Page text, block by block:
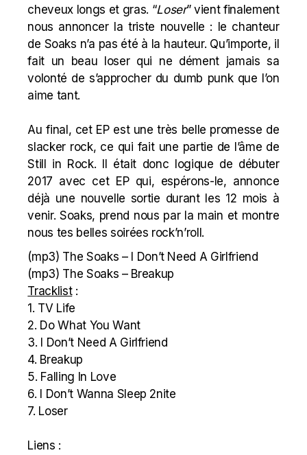
cheveux longs et gras. “Loser” vient finalement
nous annoncer la triste nouvelle : le chanteur
de Soaks n’a pas été à la hauteur. Qu’importe, il
fait un beau loser qui ne dément jamais sa
volonté de s’approcher du dumb punk que l’on
aime tant.
Au final, cet EP est une très belle promesse de
slacker rock, ce qui fait une partie de l’âme de
Still in Rock. Il était donc logique de débuter
2017 avec cet EP qui, espérons-le, annonce
déjà une nouvelle sortie durant les 12 mois à
venir. Soaks, prend nous par la main et montre
nous tes belles soirées rock’n’roll.
(mp3) The Soaks – I Don’t Need A Girlfriend
(mp3) The Soaks – Breakup
Tracklist:
1. TV Life
2. Do What You Want
3. I Don’t Need A Girlfriend
4. Breakup
5. Falling In Love
6. I Don’t Wanna Sleep 2nite
7. Loser
Liens :